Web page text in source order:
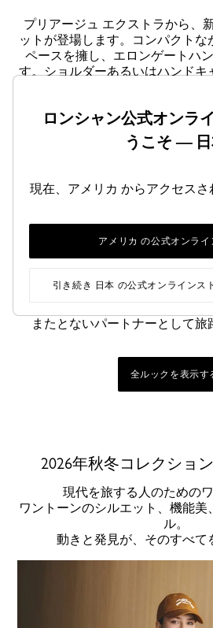
プリアージュ エクストラから、
ットが登場します。コンパクトな
ペースを擁し、エロンゲートハ
す。ショルダーあるいはハンドキ
ザインのル・プリアージュ ワン
エッセンシャルアイテムとして寄
バッグが、星空のもとで旅人を
に、アフターダークのエスケー
に、新鮮なイチゴやライム、スカ
が用いられ、深みのあるモカが合
モチーフ、クローバー刺しゅう
スマン…。さまざまなディテール
囲気を醸し出します。思い出が
CHAMPions。表現豊かな愛らし
またとないパートナーとして旅
全ルックを表示す
2026年秋冬コレクショ
現代を旅する人のためのワ
ワントーンのシルエット、機能美
ル。
動きと発見が、そのすべて
ロンシャン公式オンラ
うこそ —
現在、アメリカ からアクセスさ
アメリカ の公式オンライ
引き続き 日本 の公式オンラインス